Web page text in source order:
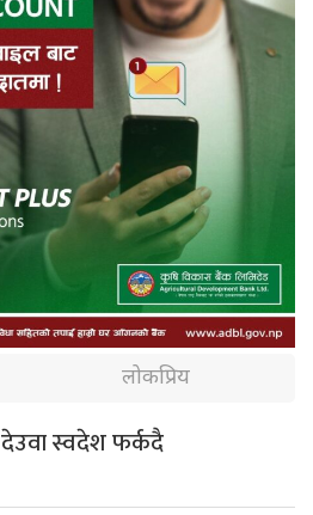
लोकप्रिय
देउवा स्वदेश फर्कदै